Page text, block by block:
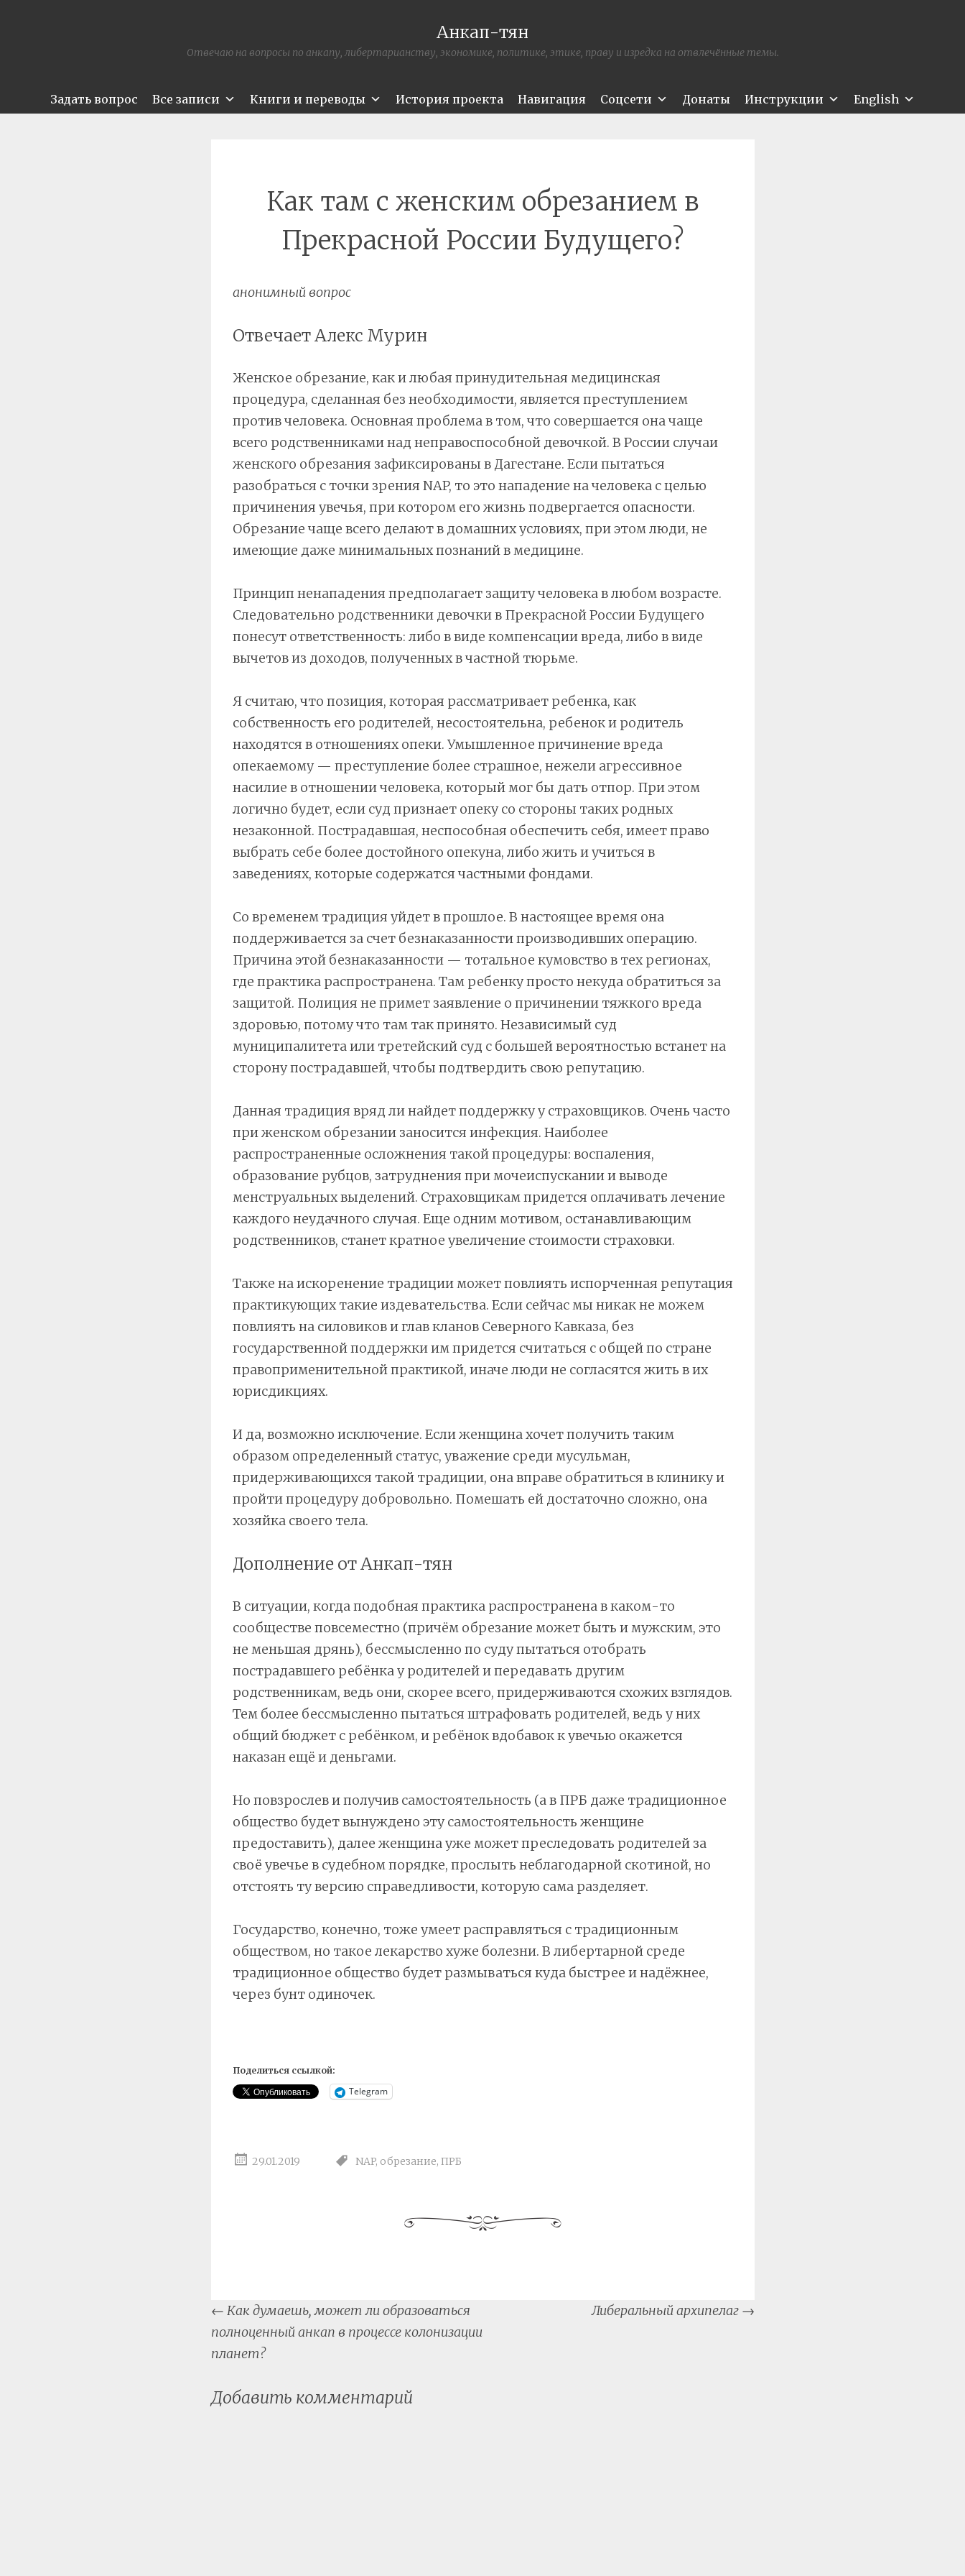
Анкап-тян
Отвечаю на вопросы по анкапу, либертарианству, экономике, политике, этике, праву и изредка на отвлечённые темы.
Задать вопрос Все записи Книги и переводы История проекта Навигация Соцсети Донаты Инструкции English
Как там с женским обрезанием в
Прекрасной России Будущего?
анонимный вопрос
Отвечает Алекс Мурин
Женское обрезание, как и любая принудительная медицинская
процедура, сделанная без необходимости, является преступлением
против человека. Основная проблема в том, что совершается она чаще
всего родственниками над неправоспособной девочкой. В России случаи
женского обрезания зафиксированы в Дагестане. Если пытаться
разобраться с точки зрения NAP, то это нападение на человека с целью
причинения увечья, при котором его жизнь подвергается опасности.
Обрезание чаще всего делают в домашних условиях, при этом люди, не
имеющие даже минимальных познаний в медицине.
Принцип ненападения предполагает защиту человека в любом возрасте.
Следовательно родственники девочки в Прекрасной России Будущего
понесут ответственность: либо в виде компенсации вреда, либо в виде
вычетов из доходов, полученных в частной тюрьме.
Я считаю, что позиция, которая рассматривает ребенка, как
собственность его родителей, несостоятельна, ребенок и родитель
находятся в отношениях опеки. Умышленное причинение вреда
опекаемому — преступление более страшное, нежели агрессивное
насилие в отношении человека, который мог бы дать отпор. При этом
логично будет, если суд признает опеку со стороны таких родных
незаконной. Пострадавшая, неспособная обеспечить себя, имеет право
выбрать себе более достойного опекуна, либо жить и учиться в
заведениях, которые содержатся частными фондами.
Со временем традиция уйдет в прошлое. В настоящее время она
поддерживается за счет безнаказанности производивших операцию.
Причина этой безнаказанности — тотальное кумовство в тех регионах,
где практика распространена. Там ребенку просто некуда обратиться за
защитой. Полиция не примет заявление о причинении тяжкого вреда
здоровью, потому что там так принято. Независимый суд
муниципалитета или третейский суд с большей вероятностью встанет на
сторону пострадавшей, чтобы подтвердить свою репутацию.
Данная традиция вряд ли найдет поддержку у страховщиков. Очень часто
при женском обрезании заносится инфекция. Наиболее
распространенные осложнения такой процедуры: воспаления,
образование рубцов, затруднения при мочеиспускании и выводе
менструальных выделений. Страховщикам придется оплачивать лечение
каждого неудачного случая. Еще одним мотивом, останавливающим
родственников, станет кратное увеличение стоимости страховки.
Также на искоренение традиции может повлиять испорченная репутация
практикующих такие издевательства. Если сейчас мы никак не можем
повлиять на силовиков и глав кланов Северного Кавказа, без
государственной поддержки им придется считаться с общей по стране
правоприменительной практикой, иначе люди не согласятся жить в их
юрисдикциях.
И да, возможно исключение. Если женщина хочет получить таким
образом определенный статус, уважение среди мусульман,
придерживающихся такой традиции, она вправе обратиться в клинику и
пройти процедуру добровольно. Помешать ей достаточно сложно, она
хозяйка своего тела.
Дополнение от Анкап-тян
В ситуации, когда подобная практика распространена в каком-то
сообществе повсеместно (причём обрезание может быть и мужским, это
не меньшая дрянь), бессмысленно по суду пытаться отобрать
пострадавшего ребёнка у родителей и передавать другим
родственникам, ведь они, скорее всего, придерживаются схожих взглядов.
Тем более бессмысленно пытаться штрафовать родителей, ведь у них
общий бюджет с ребёнком, и ребёнок вдобавок к увечью окажется
наказан ещё и деньгами.
Но повзрослев и получив самостоятельность (а в ПРБ даже традиционное
общество будет вынуждено эту самостоятельность женщине
предоставить), далее женщина уже может преследовать родителей за
своё увечье в судебном порядке, прослыть неблагодарной скотиной, но
отстоять ту версию справедливости, которую сама разделяет.
Государство, конечно, тоже умеет расправляться с традиционным
обществом, но такое лекарство хуже болезни. В либертарной среде
традиционное общество будет размываться куда быстрее и надёжнее,
через бунт одиночек.
Поделиться ссылкой:
Telegram
29.01.2019 NAP, обрезание,ПРБ
Post
navigation
← Как думаешь, может ли образоваться
полноценный анкап в процессе колонизации
планет?
Либеральный архипелаг →
Добавить комментарий